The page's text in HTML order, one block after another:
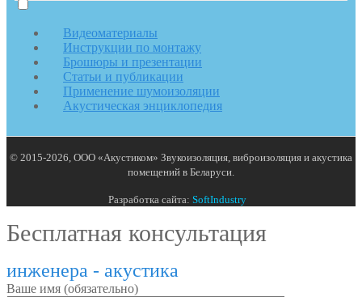
Видеоматериалы
Инструкции по монтажу
Брошюры и презентации
Статьи и публикации
Применение шумоизоляции
Акустическая энциклопедия
© 2015-2026, ООО «Акустиком» Звукоизоляция, виброизоляция и акустика
помещений в Беларуси.
Разработка сайта: SoftIndustry
Бесплатная консультация
инженера - акустика
Ваше имя (обязательно)